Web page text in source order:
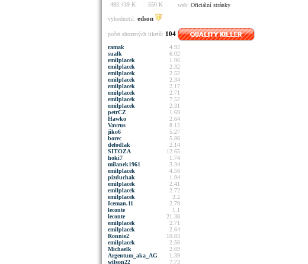
493.439 K
550 K web: Oficiální stránky
vyhodnotil: edson
počet shozených tiketů: 104
ramak
4.92
sualk
6.02
emilplacek
1.96
emilplacek
2.32
emilplacek
2.52
emilplacek
2.34
emilplacek
2.17
emilplacek
2.71
emilplacek
7.52
emilplacek
2.31
petrCZ
1.69
Hawko
2.64
Vavrus
8.12
jiko6
5.27
borec
5.86
defodlak
2.14
SITOZA
12.65
hoki7
1.74
milanek1961
3.34
emilplacek
4.56
pizduchak
1.94
emilplacek
2.41
emilplacek
2.72
emilplacek
3.2
Iceman.11
2.79
leconte
1.1
leconte
21.38
emilplacek
2.71
emilplacek
2.64
Ronnie2
10.83
emilplacek
2.56
Michaelk
2.69
Argentum_aka_AG
1.39
wilson22
7.73